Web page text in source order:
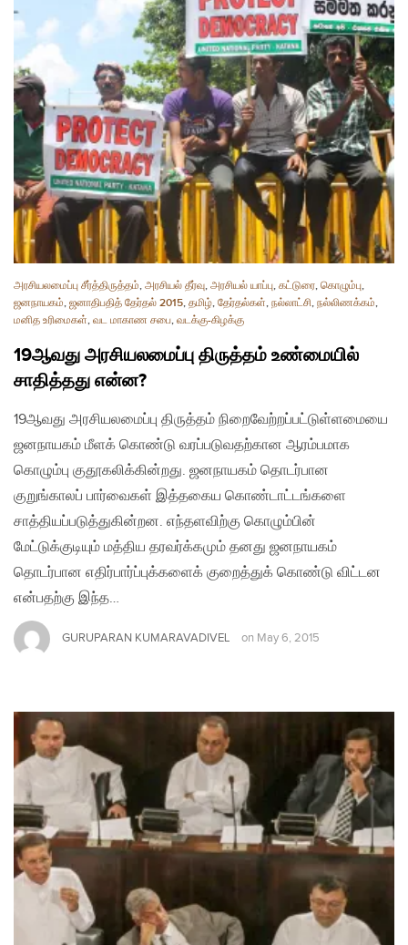
அரசியலமைப்பு சீர்த்திருத்தம், அரசியல் தீர்வு, அரசியல் யாப்பு, கட்டுரை, கொழும்பு,
ஜனநாயகம், ஜனாதிபதித் தேர்தல் 2015, தமிழ், தேர்தல்கள், நல்லாட்சி, நல்லிணக்கம்,
மனித உரிமைகள், வட மாகாண சபை, வடக்கு-கிழக்கு
19ஆவது அரசியலமைப்பு திருத்தம் உண்மையில்
சாதித்தது என்ன?
19ஆவது அரசியலமைப்பு திருத்தம் நிறைவேற்றப்பட்டுள்ளமையை
ஜனநாயகம் மீளக் கொண்டு வரப்படுவதற்கான ஆரம்பமாக
கொழும்பு குதூகலிக்கின்றது. ஜனநாயகம் தொடர்பான
குறுங்காலப் பார்வைகள் இத்தகைய கொண்டாட்டங்களை
சாத்தியப்படுத்துகின்றன. எந்தளவிற்கு கொழும்பின்
மேட்டுக்குடியும் மத்திய தரவர்க்கமும் தனது ஜனநாயகம்
தொடர்பான எதிர்பார்ப்புக்களைக் குறைத்துக் கொண்டு விட்டன
என்பதற்கு இந்த…
GURUPARAN KUMARAVADIVEL on May 6, 2015